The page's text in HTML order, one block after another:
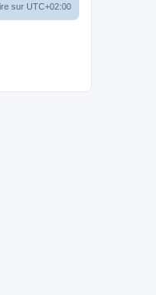
sur UTC+02:00